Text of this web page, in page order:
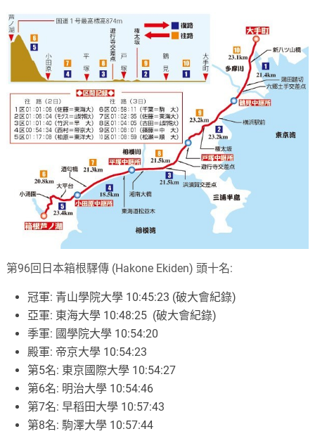
第96回日本箱根驛傳 (Hakone Ekiden) 頭十名:
冠軍: 青山學院大學 10:45:23 (破大會紀錄)
亞軍: 東海大學 10:48:25 (破大會紀錄)
季軍: 國學院大學 10:54:20
殿軍: 帝京大學 10:54:23
第5名: 東京國際大學 10:54:27
第6名: 明治大學 10:54:46
第7名: 早稻田大學 10:57:43
第8名: 駒澤大學 10:57:44